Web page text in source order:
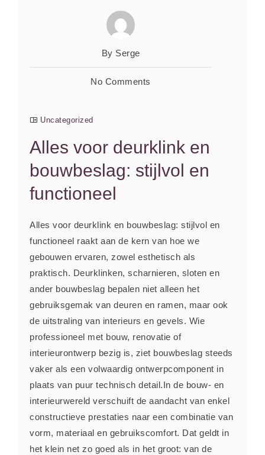
By Serge
No Comments
Uncategorized
Alles voor deurklink en
bouwbeslag: stijlvol en
functioneel
Alles voor deurklink en bouwbeslag: stijlvol en
functioneel raakt aan de kern van hoe we
gebouwen ervaren, zowel esthetisch als
praktisch. Deurklinken, scharnieren, sloten en
ander bouwbeslag bepalen niet alleen het
gebruiksgemak van deuren en ramen, maar ook
de uitstraling van interieurs en gevels. Wie
professioneel met bouw, renovatie of
interieurontwerp bezig is, ziet bouwbeslag steeds
vaker als een volwaardig ontwerpcomponent in
plaats van puur technisch detail.In de bouw- en
interieurwereld verschuift de aandacht van enkel
constructieve prestaties naar een combinatie van
vorm, materiaal en gebruikscomfort. Dat geldt in
het klein net zo goed als in het groot: van de